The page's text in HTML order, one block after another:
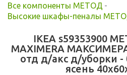
Все компоненты МЕТОД -
Высокие шкафы-пеналы
IKEA s59353900
MAXIMERA
отд д/акс д/уборки
ясень